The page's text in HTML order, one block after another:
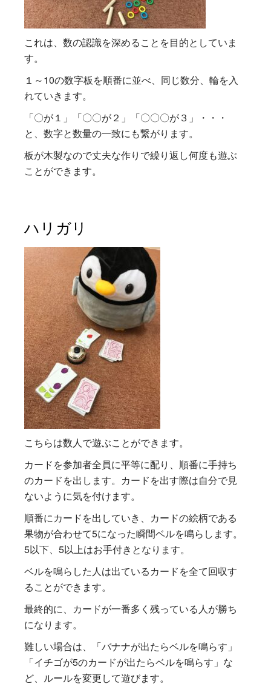
これは、数の認識を深めることを目的としていま
す。
１～10の数字板を順番に並べ、同じ数分、輪を入
れていきます。
「〇が１」「〇〇が２」「〇〇〇が３」・・・
と、数字と数量の一致にも繋がります。
板が木製なので丈夫な作りで繰り返し何度も遊ぶ
ことができます。
ハリガリ
こちらは数人で遊ぶことができます。
カードを参加者全員に平等に配り、順番に手持ち
のカードを出します。カードを出す際は自分で見
ないように気を付けます。
順番にカードを出していき、カードの絵柄である
果物が合わせて5になった瞬間ベルを鳴らします。
5以下、5以上はお手付きとなります。
ベルを鳴らした人は出ているカードを全て回収す
ることができます。
最終的に、カードが一番多く残っている人が勝ち
になります。
難しい場合は、「バナナが出たらベルを鳴らす」
「イチゴが5のカードが出たらベルを鳴らす」な
ど、ルールを変更して遊びます。